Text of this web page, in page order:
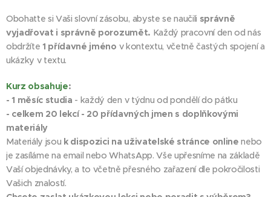
Obohaťte si Vaši slovní zásobu, abyste se naučili správně
vyjadřovat i správně porozumět. Každý pracovní den od nás
obdržíte 1 přídavné jméno v kontextu, včetně častých spojení a
ukázky v textu.
Kurz obsahuje:
- 1 měsíc studia - každý den v týdnu od pondělí do pátku
- celkem 20 lekcí - 20 přídavných jmen s doplňkovými
materiály
Materiály jsou k dispozici na uživatelské stránce online nebo
je zasíláme na email nebo WhatsApp. Vše upřesníme na základě
Vaší objednávky, a to včetně přesného zařazení dle pokročilosti
Vašich znalostí.